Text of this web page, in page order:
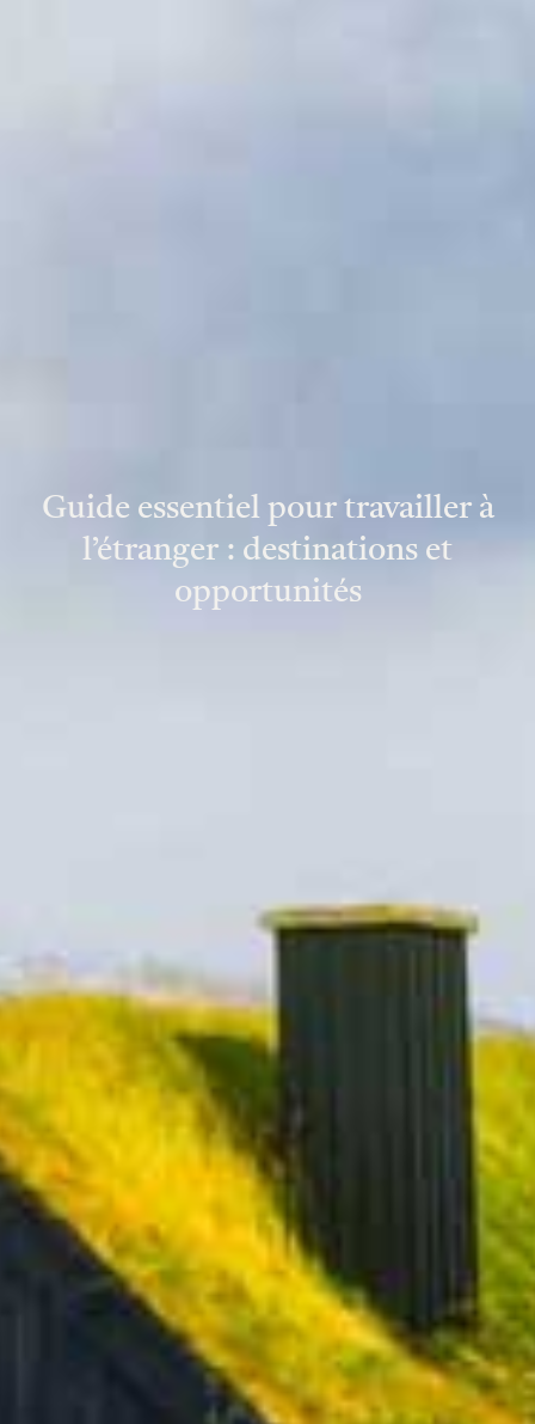
Guide essentiel pour travailler à
l’étranger : destinations et
opportunités